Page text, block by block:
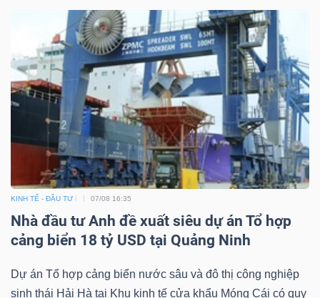
KINH TẾ - ĐẦU TƯ 07/08 16:35
Nhà đầu tư Anh đề xuất siêu dự án Tổ hợp
cảng biển 18 tỷ USD tại Quảng Ninh
Dự án Tổ hợp cảng biển nước sâu và đô thị công nghiệp
sinh thái Hải Hà tại Khu kinh tế cửa khẩu Móng Cái có quy
liệu
tài
chính